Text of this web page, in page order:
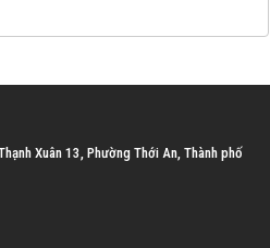
Xuân 13, Phường Thới An, Thành phố